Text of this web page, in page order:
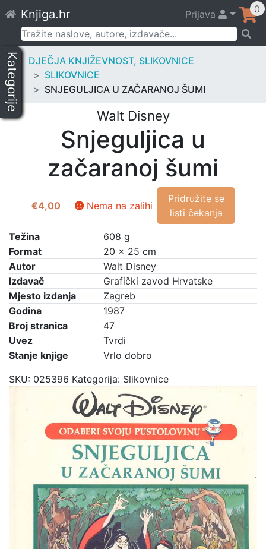
to
content
Knjiga.hr Prijava 0
Pretraži:
Kategorije
DJEČJA KNJIŽEVNOST, SLIKOVNICE
SLIKOVNICE
SNJEGULJICA U ZAČARANOJ ŠUMI
Walt Disney
Snjeguljica u
začaranoj šumi
€4,00 Nema na zalihi
Pridružite se
listi čekanja
Težina
608 g
Format
20 × 25 cm
Autor
Walt Disney
Izdavač
Grafički zavod Hrvatske
Mjesto izdanja
Zagreb
Godina
1987
Broj stranica
47
Uvez
Tvrdi
Stanje knjige
Vrlo dobro
SKU: 025396 Kategorija: Slikovnice